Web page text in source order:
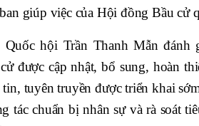
giúp việc của Hội đồng Bầu cử
hội Trần Thanh Mẫn đánh
được cập nhật, bổ sung, hoàn
tuyên truyền được triển khai
tác chuẩn bị nhân sự và rà soát